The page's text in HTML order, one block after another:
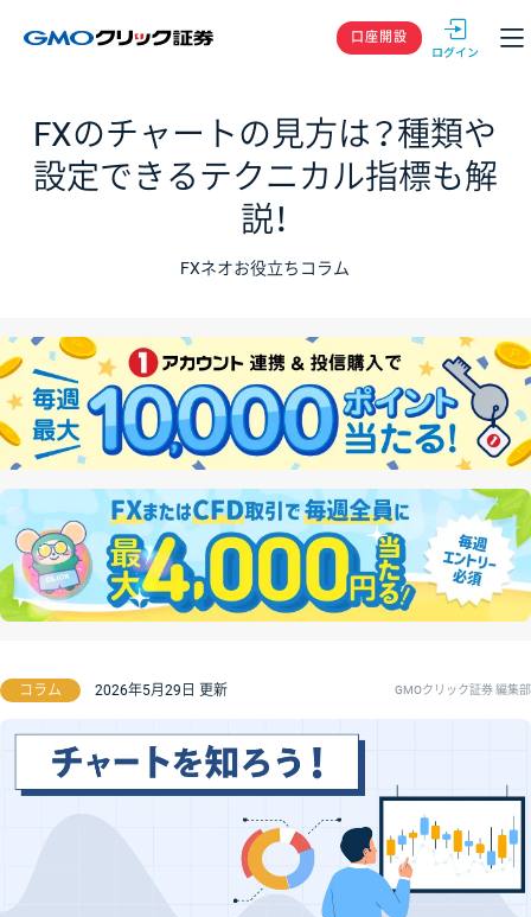
GMOクリック
口座開設
FXのチャートの見方は？種類や
設定できるテクニカル指標も解
説！
FXネオお役立ちコラム
コラム 2026年5月29日 更新 GMOクリック証券 編集部